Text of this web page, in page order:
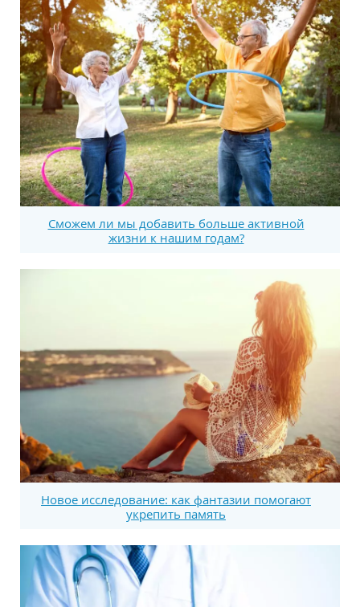
Сможем ли мы добавить больше активной
жизни к нашим годам?
Новое исследование: как фантазии помогают
укрепить память